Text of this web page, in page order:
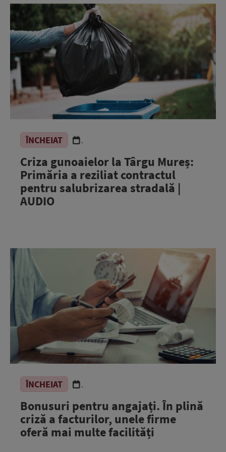
ÎNCHEIAT .
Criza gunoaielor la Târgu Mureș:
Primăria a reziliat contractul
pentru salubrizarea stradală |
AUDIO
ÎNCHEIAT .
Bonusuri pentru angajați. În plină
criză a facturilor, unele firme
oferă mai multe facilități